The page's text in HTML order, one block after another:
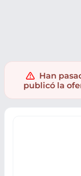
Han
publicó la